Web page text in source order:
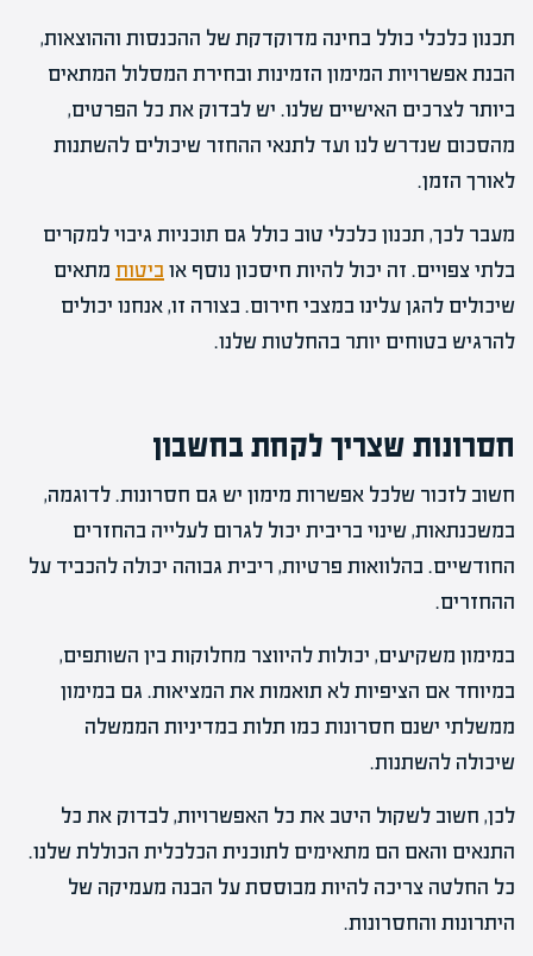
תכנון כלכלי כולל בחינה מדוקדקת של ההכנסות וההוצאות,
הבנת אפשרויות המימון הזמינות ובחירת המסלול המתאים
ביותר לצרכים האישיים שלנו. יש לבדוק את כל הפרטים,
מהסכום שנדרש לנו ועד לתנאי ההחזר שיכולים להשתנות
לאורך הזמן.
מעבר לכך, תכנון כלכלי טוב כולל גם תוכניות גיבוי למקרים
בלתי צפויים. זה יכול להיות חיסכון נוסף או ביטוח מתאים
שיכולים להגן עלינו במצבי חירום. בצורה זו, אנחנו יכולים
להרגיש בטוחים יותר בהחלטות שלנו.
חסרונות שצריך לקחת בחשבון
חשוב לזכור שלכל אפשרות מימון יש גם חסרונות. לדוגמה,
במשכנתאות, שינוי בריבית יכול לגרום לעלייה בהחזרים
החודשיים. בהלוואות פרטיות, ריבית גבוהה יכולה להכביד על
ההחזרים.
במימון משקיעים, יכולות להיווצר מחלוקות בין השותפים,
במיוחד אם הציפיות לא תואמות את המציאות. גם במימון
ממשלתי ישנם חסרונות כמו תלות במדיניות הממשלה
שיכולה להשתנות.
לכן, חשוב לשקול היטב את כל האפשרויות, לבדוק את כל
התנאים והאם הם מתאימים לתוכנית הכלכלית הכוללת שלנו.
כל החלטה צריכה להיות מבוססת על הבנה מעמיקה של
היתרונות והחסרונות.